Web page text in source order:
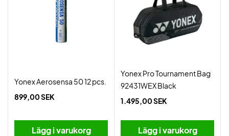
Yonex Aerosensa 50 12 pcs.
899,00 SEK
Lägg i varukorg
Yonex Pro Tournament Bag
92431WEX Black
1.495,00 SEK
Lägg i varukorg